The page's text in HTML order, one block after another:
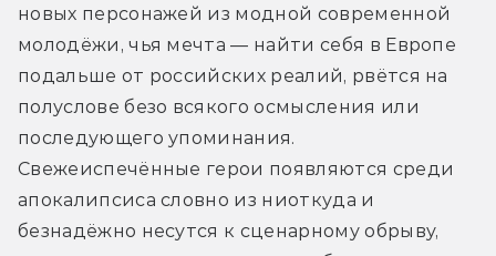
новых персонажей из модной современной
молодёжи, чья мечта — найти себя в Европе
подальше от российских реалий, рвётся на
полуслове безо всякого осмысления или
последующего упоминания.
Свежеиспечённые герои появляются среди
апокалипсиса словно из ниоткуда и
безнадёжно несутся к сценарному обрыву,